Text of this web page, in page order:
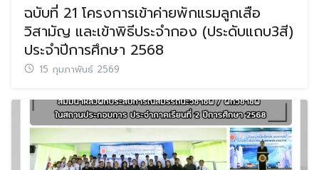
ฉบับที่ 21 โครงการเข้าค่ายพักแรมลูกเสือ
วิสามัญ และเข้าพิธีประจำกอง (ประดับแถบ3สี)
ประจำปีการศึกษา 2568
15 กุมภาพันธ์ 2569